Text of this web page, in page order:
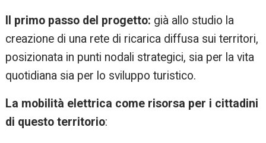
Il primo passo del progetto: già allo studio la
creazione di una rete di ricarica diffusa sui territori,
posizionata in punti nodali strategici, sia per la vita
quotidiana sia per lo sviluppo turistico.
La mobilità elettrica come risorsa per i cittadini
di questo territorio: